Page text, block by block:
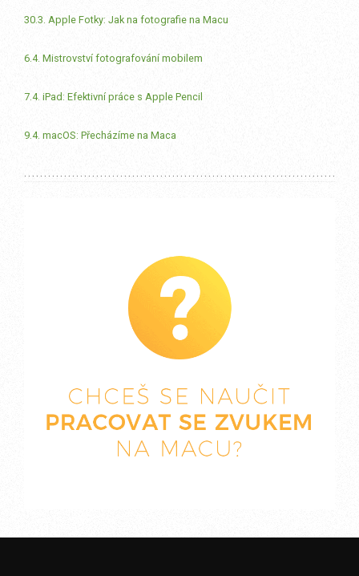
30.3. Apple Fotky: Jak na fotografie na Macu
6.4. Mistrovství fotografování mobilem
7.4. iPad: Efektivní práce s Apple Pencil
9.4. macOS: Přecházíme na Maca